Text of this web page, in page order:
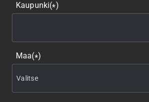
Kaupunki(*)
Maa(*)